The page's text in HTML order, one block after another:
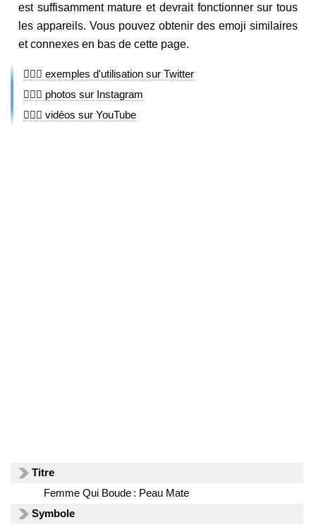
est suffisamment mature et devrait fonctionner sur tous
les appareils. Vous pouvez obtenir des emoji similaires
et connexes en bas de cette page.
🙎🏾‍♀️ exemples d'utilisation sur Twitter
🙎🏾‍♀️ photos sur Instagram
🙎🏾‍♀️ vidéos sur YouTube
Titre
Femme Qui Boude : Peau Mate
Symbole